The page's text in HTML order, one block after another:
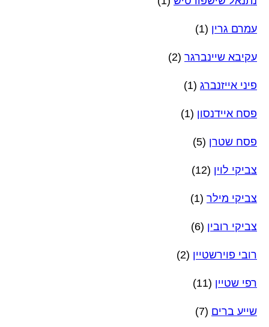
עמרם גרין (1)
עקיבא שיינברגר (2)
פיני אייזנברג (1)
פסח איידנסון (1)
פסח שטרן (5)
צביקי לוין (12)
צביקי מילר (1)
צביקי רובין (6)
רובי פוירשטיין (2)
רפי שטיין (11)
שייע ברים (7)